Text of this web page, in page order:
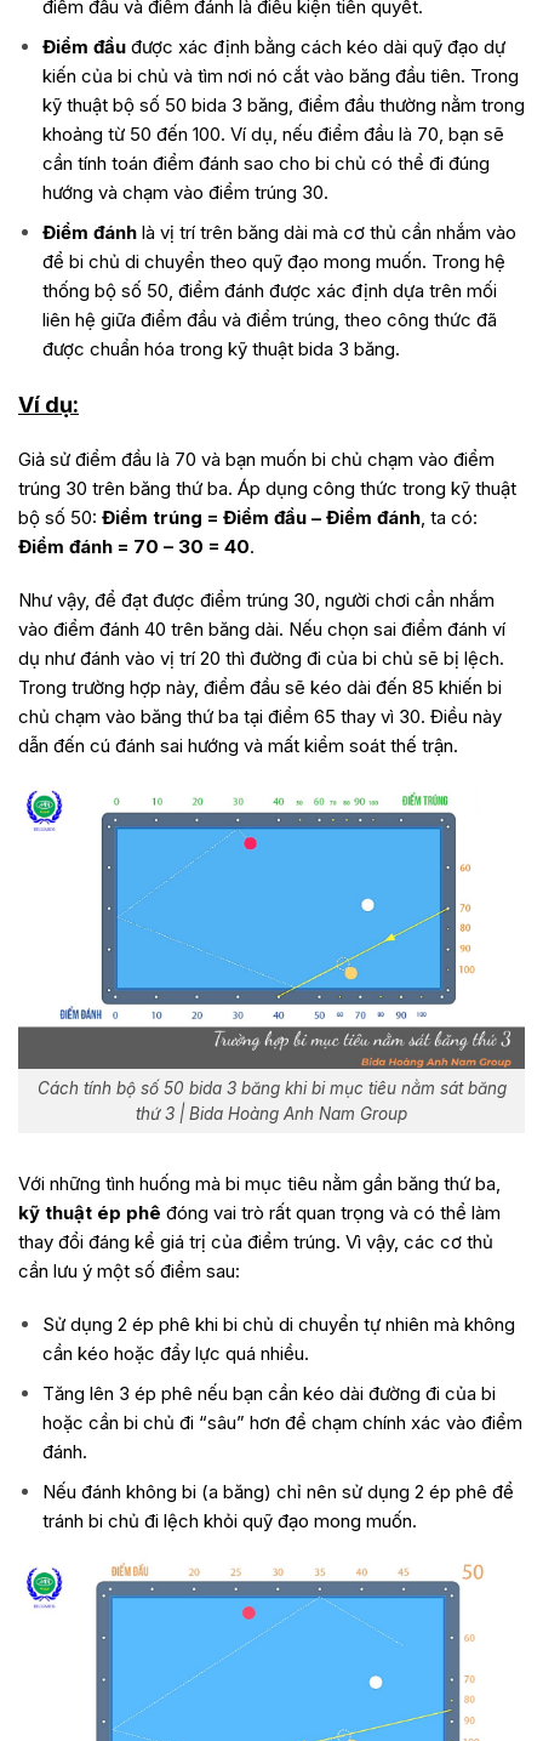
điểm đầu và điểm đánh là điều kiện tiên quyết.
Điểm đầuđược xác định bằng cách kéo dài quỹ đạo dự
kiến của bi chủ và tìm nơi nó cắt vào băng đầu tiên. Trong
kỹ thuật bộ số 50 bida 3 băng, điểm đầu thường nằm trong
khoảng từ 50 đến 100. Ví dụ, nếu điểm đầu là 70, bạn sẽ
cần tính toán điểm đánh sao cho bi chủ có thể đi đúng
hướng và chạm vào điểm trúng 30.
Điểm đánhlà vị trí trên băng dài mà cơ thủ cần nhắm vào
để bi chủ di chuyển theo quỹ đạo mong muốn. Trong hệ
thống bộ số 50, điểm đánh được xác định dựa trên mối
liên hệ giữa điểm đầu và điểm trúng, theo công thức đã
được chuẩn hóa trong kỹ thuật bida 3 băng.
Ví dụ:
Giả sử điểm đầu là 70 và bạn muốn bi chủ chạm vào điểm
trúng 30 trên băng thứ ba. Áp dụng công thức trong kỹ thuật
bộ số 50: Điểm trúng = Điểm đầu – Điểm đánh, ta có:
Điểm đánh = 70 – 30 = 40.
Như vậy, để đạt được điểm trúng 30, người chơi cần nhắm
vào điểm đánh 40 trên băng dài. Nếu chọn sai điểm đánh ví
dụ như đánh vào vị trí 20 thì đường đi của bi chủ sẽ bị lệch.
Trong trường hợp này, điểm đầu sẽ kéo dài đến 85 khiến bi
chủ chạm vào băng thứ ba tại điểm 65 thay vì 30. Điều này
dẫn đến cú đánh sai hướng và mất kiểm soát thế trận.
Cách tính bộ số 50 bida 3 băng khi bi mục tiêu nằm sát băng
thứ 3 | Bida Hoàng Anh Nam Group
Với những tình huống mà bi mục tiêu nằm gần băng thứ ba,
kỹ thuật ép phê đóng vai trò rất quan trọng và có thể làm
thay đổi đáng kể giá trị của điểm trúng. Vì vậy, các cơ thủ
cần lưu ý một số điểm sau:
Sử dụng 2 ép phê khi bi chủ di chuyển tự nhiên mà không
cần kéo hoặc đẩy lực quá nhiều.
Tăng lên 3 ép phê nếu bạn cần kéo dài đường đi của bi
hoặc cần bi chủ đi “sâu” hơn để chạm chính xác vào điểm
đánh.
Nếu đánh không bi (a băng) chỉ nên sử dụng 2 ép phê để
tránh bi chủ đi lệch khỏi quỹ đạo mong muốn.